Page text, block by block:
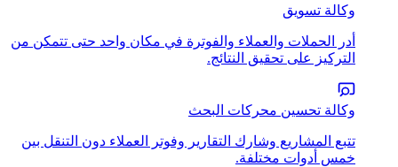
وكالة تسويق
أدر الحملات والعملاء والفوترة في مكان واحد حتى تتمكن من
التركيز على تحقيق النتائج.
وكالة تحسين محركات البحث
تتبع المشاريع وشارك التقارير وفوتر العملاء دون التنقل بين
خمس أدوات مختلفة.